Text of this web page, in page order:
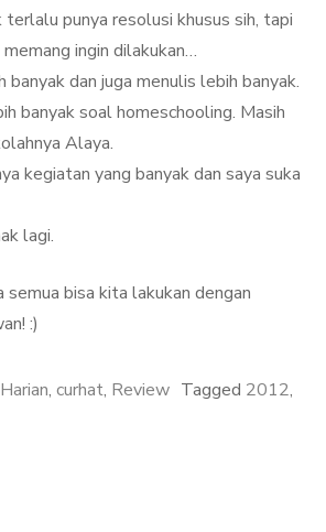
punya resolusi khusus sih, tapi
ingin dilakukan…
banyak dan juga menulis lebih banyak.
banyak soal homeschooling. Masih
Alaya.
kegiatan yang banyak dan saya suka
lagi.
bisa kita lakukan dengan
:)
, curhat, Review Tagged 2012,